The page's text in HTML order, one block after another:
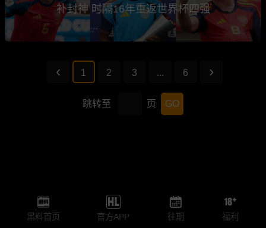
补封神 时隔16年重返世界杯四强
1 2 3 ... 6
跳转至 页 GO
黑料首页 官方APP 往期 福利